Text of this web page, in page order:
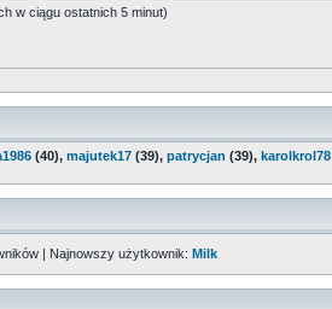
w ciągu ostatnich 5 minut)
(40), majutek17 (39), patrycjan (39), karolkrol78
| Najnowszy użytkownik: Milk